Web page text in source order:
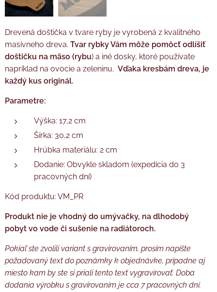
Drevená doštička v tvare ryby je vyrobená z kvalitného
masívneho dreva. Tvar rybky Vám môže pomôcť odlíšiť
doštičku na mäso (rybu) a iné dosky, ktoré používate
napríklad na ovocie a zeleninu. Vďaka kresbám dreva, je
každý kus originál.
Parametre:
Výška: 17,2 cm
Šírka: 30,2 cm
Hrúbka materiálu: 2 cm
Dodanie: Obvykle skladom (expedícia do 3
pracovných dní)
Kód produktu: VM_PR
Produkt nie je vhodný do umývačky, na dlhodobý
pobyt vo vode či sušenie na radiátoroch.
Pokiaľ ste zvolili variant s gravírovaním, prosím napíšte
požadovaný text do poznámky k objednávke, prípadne aj
miesto kam by ste si priali tento text vygravírovať. Doba
dodania výrobku s gravírovaním je cca 7 pracovných dní.